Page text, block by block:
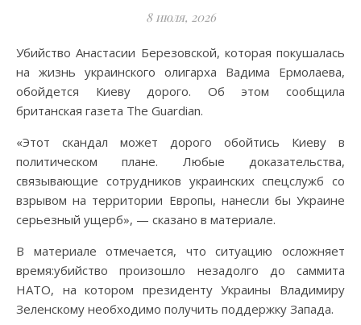
8 июля, 2026
Убийство Анастасии Березовской, которая покушалась
на жизнь украинского олигарха Вадима Ермолаева,
обойдется Киеву дорого. Об этом сообщила
британская газета The Guardian.
«Этот скандал может дорого обойтись Киеву в
политическом плане. Любые доказательства,
связывающие сотрудников украинских спецслужб со
взрывом на территории Европы, нанесли бы Украине
серьезный ущерб», — сказано в материале.
В материале отмечается, что ситуацию осложняет
время:убийство произошло незадолго до саммита
НАТО, на котором президенту Украины Владимиру
Зеленскому необходимо получить поддержку Запада.